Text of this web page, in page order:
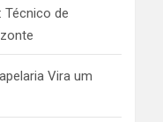
Técnico de
Vira um